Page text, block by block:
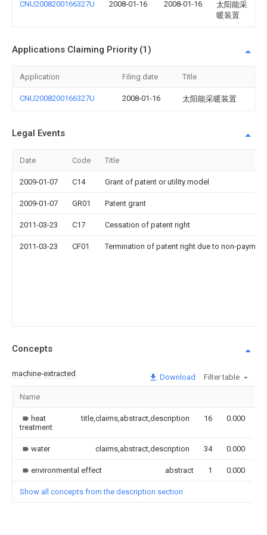
CNU2008200166327U 2008-01-16 2008-01-16
太阳能采
暖装置
Applications Claiming Priority (1)
Application Filing date Title
CNU2008200166327U 2008-01-16 太阳能采暖装置
Legal Events
Date Code Title
2009-01-07 C14 Grant of patent or utility model
2009-01-07 GR01 Patent grant
2011-03-23 C17 Cessation of patent right
2011-03-23 CF01 Termination of patent right due to non-
Concepts
machine-extracted Download Filter table
Name
heat
treatment
title,claims,abstract,description 16 0.000
water claims,abstract,description 34 0.000
environmental effect abstract 1 0.000
Show all concepts from the description section